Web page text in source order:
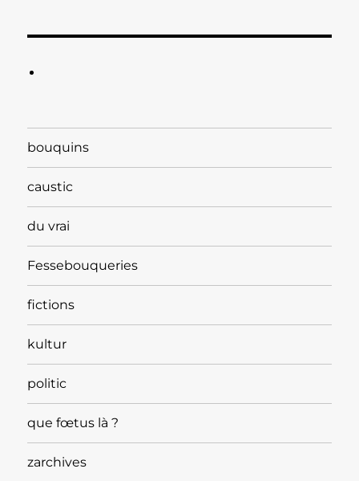
bouquins
caustic
du vrai
Fessebouqueries
fictions
kultur
politic
que fœtus là ?
zarchives